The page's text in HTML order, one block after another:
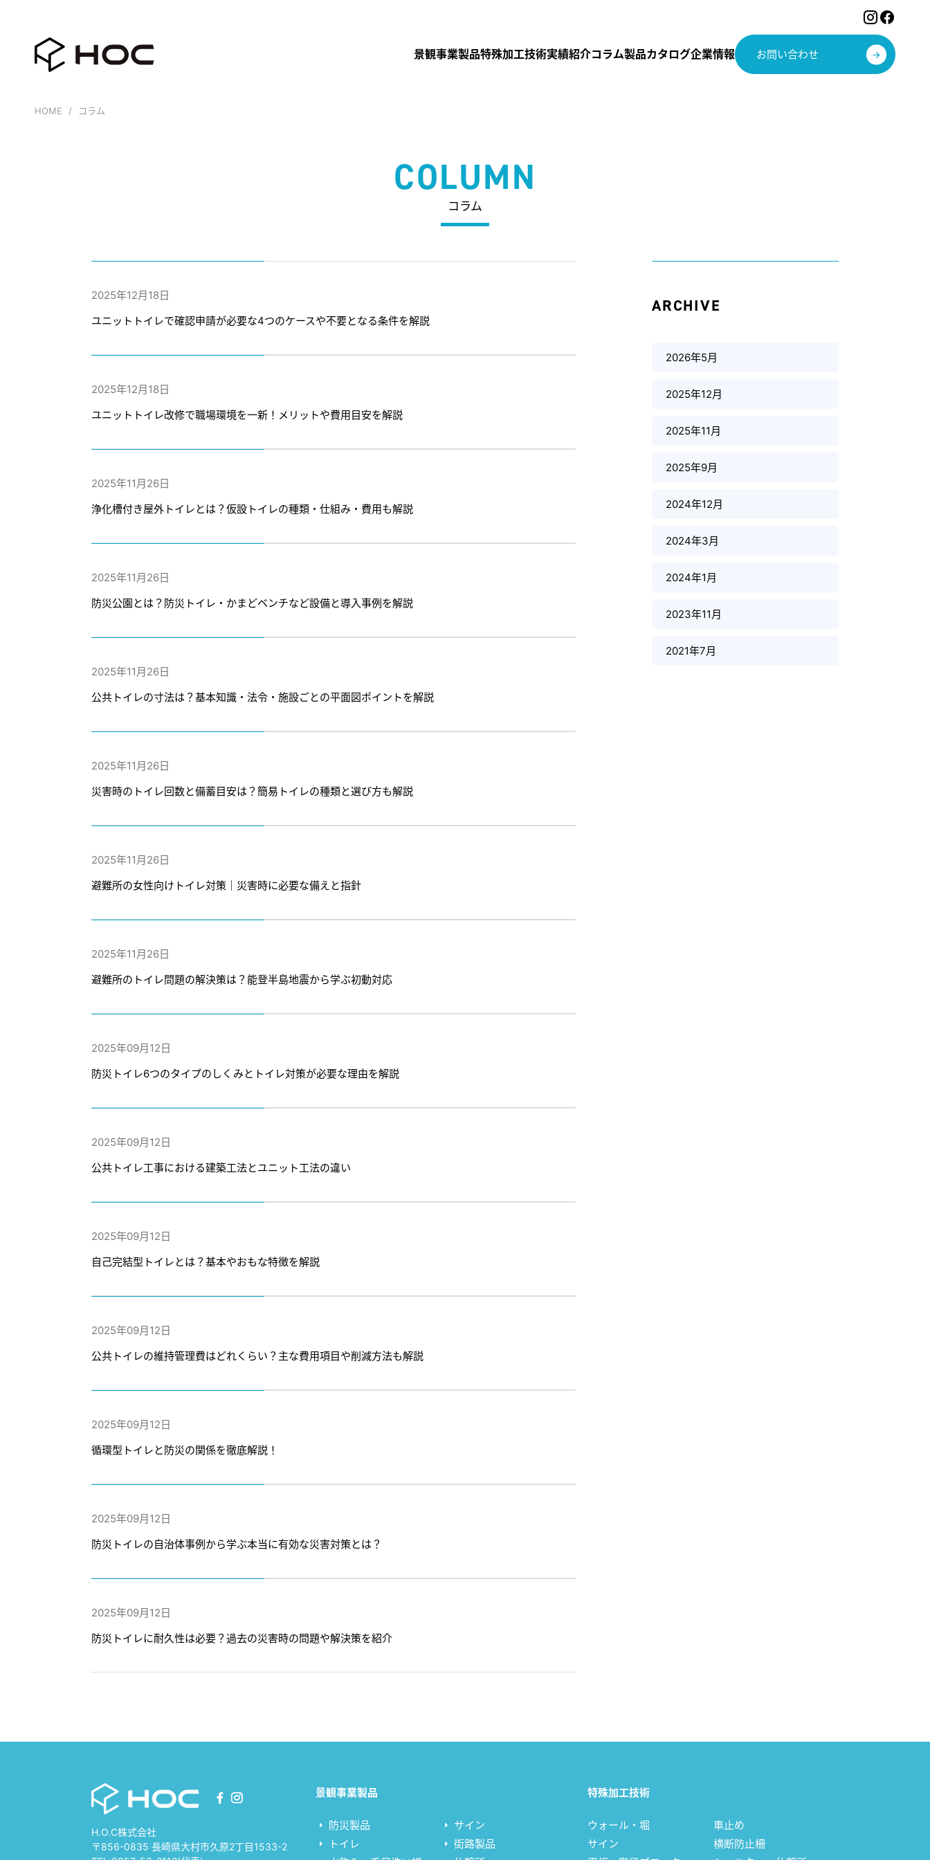
景観事業製品特殊加工技術実績紹介コラム製品カタログ企業情報 お問い合わせ
HOME コラム
COLUMN
コラム
2025年12月18日
ユニットトイレで確認申請が必要な4つのケースや不要となる条件を解説
2025年12月18日
ユニットトイレ改修で職場環境を一新！メリットや費用目安を解説
2025年11月26日
浄化槽付き屋外トイレとは？仮設トイレの種類・仕組み・費用も解説
2025年11月26日
防災公園とは？防災トイレ・かまどベンチなど設備と導入事例を解説
2025年11月26日
公共トイレの寸法は？基本知識・法令・施設ごとの平面図ポイントを解説
2025年11月26日
災害時のトイレ回数と備蓄目安は？簡易トイレの種類と選び方も解説
2025年11月26日
避難所の女性向けトイレ対策｜災害時に必要な備えと指針
2025年11月26日
避難所のトイレ問題の解決策は？能登半島地震から学ぶ初動対応
2025年09月12日
防災トイレ6つのタイプのしくみとトイレ対策が必要な理由を解説
2025年09月12日
公共トイレ工事における建築工法とユニット工法の違い
2025年09月12日
自己完結型トイレとは？基本やおもな特徴を解説
2025年09月12日
公共トイレの維持管理費はどれくらい？主な費用項目や削減方法も解説
2025年09月12日
循環型トイレと防災の関係を徹底解説！
2025年09月12日
防災トイレの自治体事例から学ぶ本当に有効な災害対策とは？
2025年09月12日
防災トイレに耐久性は必要？過去の災害時の問題や解決策を紹介
ARCHIVE
2026年5月
2025年12月
2025年11月
2025年9月
2024年12月
2024年3月
2024年1月
2023年11月
2021年7月
H.O.C株式会社
〒856-0835 長崎県大村市久原2丁目1533-2
景観事業製品
防災製品
トイレ
サイン
街路製品
特殊加工技術
ウォール・堀
サイン
車止め
横断防止柵